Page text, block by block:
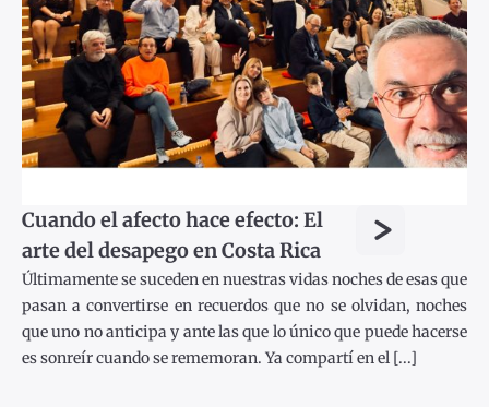
Cuando el afecto hace efecto: El
arte del desapego en Costa Rica
>
Últimamente se suceden en nuestras vidas noches de esas que
pasan a convertirse en recuerdos que no se olvidan, noches
que uno no anticipa y ante las que lo único que puede hacerse
es sonreír cuando se rememoran. Ya compartí en el [...]